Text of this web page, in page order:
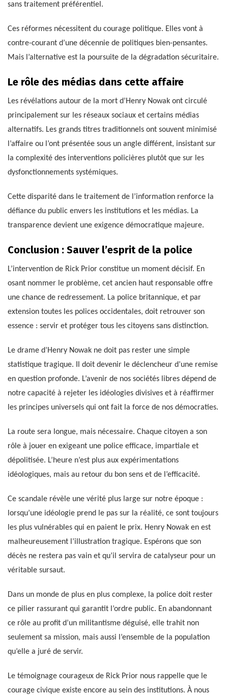
sans traitement préférentiel.
Ces réformes nécessitent du courage politique. Elles vont à
contre-courant d’une décennie de politiques bien-pensantes.
Mais l’alternative est la poursuite de la dégradation sécuritaire.
Le rôle des médias dans cette affaire
Les révélations autour de la mort d’Henry Nowak ont circulé
principalement sur les réseaux sociaux et certains médias
alternatifs. Les grands titres traditionnels ont souvent minimisé
l’affaire ou l’ont présentée sous un angle différent, insistant sur
la complexité des interventions policières plutôt que sur les
dysfonctionnements systémiques.
Cette disparité dans le traitement de l’information renforce la
défiance du public envers les institutions et les médias. La
transparence devient une exigence démocratique majeure.
Conclusion : Sauver l’esprit de la police
L’intervention de Rick Prior constitue un moment décisif. En
osant nommer le problème, cet ancien haut responsable offre
une chance de redressement. La police britannique, et par
extension toutes les polices occidentales, doit retrouver son
essence : servir et protéger tous les citoyens sans distinction.
Le drame d’Henry Nowak ne doit pas rester une simple
statistique tragique. Il doit devenir le déclencheur d’une remise
en question profonde. L’avenir de nos sociétés libres dépend de
notre capacité à rejeter les idéologies divisives et à réaffirmer
les principes universels qui ont fait la force de nos démocraties.
La route sera longue, mais nécessaire. Chaque citoyen a son
rôle à jouer en exigeant une police efficace, impartiale et
dépolitisée. L’heure n’est plus aux expérimentations
idéologiques, mais au retour du bon sens et de l’efficacité.
Ce scandale révèle une vérité plus large sur notre époque :
lorsqu’une idéologie prend le pas sur la réalité, ce sont toujours
les plus vulnérables qui en paient le prix. Henry Nowak en est
malheureusement l’illustration tragique. Espérons que son
décès ne restera pas vain et qu’il servira de catalyseur pour un
véritable sursaut.
Dans un monde de plus en plus complexe, la police doit rester
ce pilier rassurant qui garantit l’ordre public. En abandonnant
ce rôle au profit d’un militantisme déguisé, elle trahit non
seulement sa mission, mais aussi l’ensemble de la population
qu’elle a juré de servir.
Le témoignage courageux de Rick Prior nous rappelle que le
courage civique existe encore au sein des institutions. À nous